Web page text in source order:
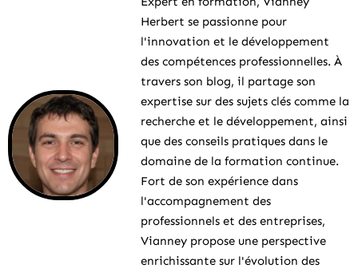
Herbert se passionne pour
l'innovation et le développement
des compétences professionnelles. À
travers son blog, il partage son
expertise sur des sujets clés comme la
recherche et le développement, ainsi
que des conseils pratiques dans le
domaine de la formation continue.
Fort de son expérience dans
l'accompagnement des
professionnels et des entreprises,
Vianney propose une perspective
enrichissante sur l'évolution des